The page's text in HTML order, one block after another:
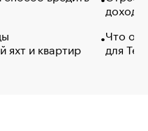
яхт и квартир
Что
для